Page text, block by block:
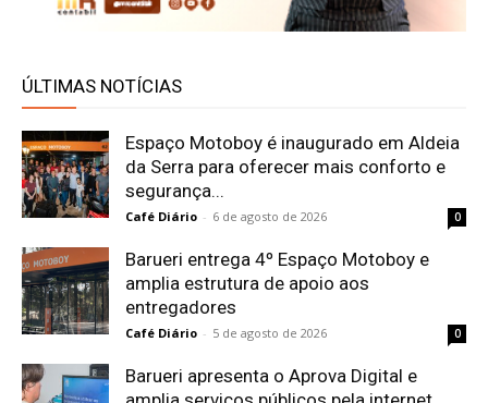
ÚLTIMAS NOTÍCIAS
Espaço Motoboy é inaugurado em Aldeia
da Serra para oferecer mais conforto e
segurança...
Café Diário - 6 de agosto de 2026 0
Barueri entrega 4º Espaço Motoboy e
amplia estrutura de apoio aos
entregadores
Café Diário - 5 de agosto de 2026 0
Barueri apresenta o Aprova Digital e